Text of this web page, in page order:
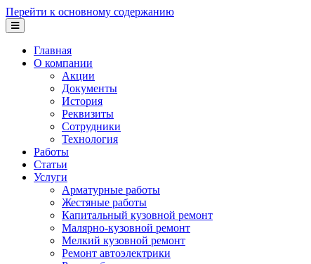
Перейти к основному содержанию
Главная
О компании
Акции
Документы
История
Реквизиты
Сотрудники
Технология
Работы
Статьи
Услуги
Арматурные работы
Жестяные работы
Капитальный кузовной ремонт
Малярно-кузовной ремонт
Мелкий кузовной ремонт
Ремонт автоэлектрики